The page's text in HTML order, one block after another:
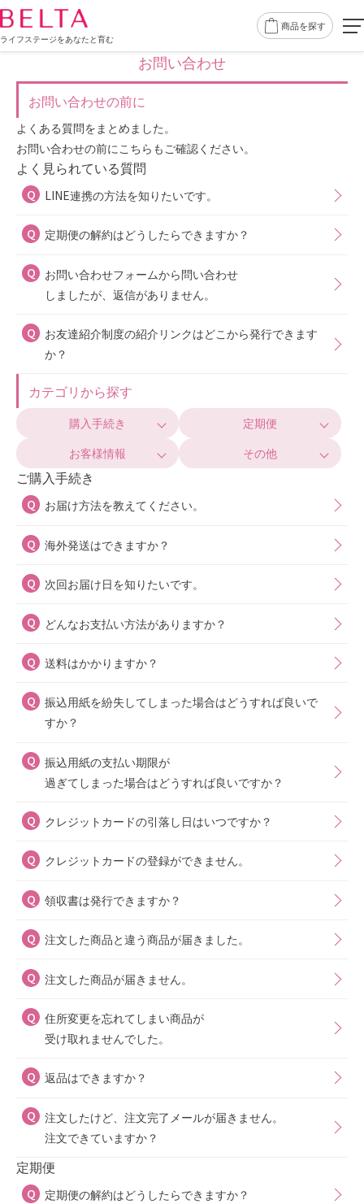
ライフステージをあなたと育む
商品を探す
お問い合わせ
お問い合わせの前に
よくある質問をまとめました。
お問い合わせの前にこちらもご確認ください。
よく見られている質問
LINE連携の方法を知りたいです。
定期便の解約はどうしたらできますか？
お問い合わせフォームから問い合わせ
しましたが、返信がありません。
お友達紹介制度の紹介リンクはどこから発行できます
か？
カテゴリから探す
購入手続き
定期便
お客様情報
その他
ご購入手続き
お届け方法を教えてください。
海外発送はできますか？
次回お届け日を知りたいです。
どんなお支払い方法がありますか？
送料はかかりますか？
振込用紙を紛失してしまった場合はどうすれば良いで
すか？
振込用紙の支払い期限が
過ぎてしまった場合はどうすれば良いですか？
クレジットカードの引落し日はいつですか？
クレジットカードの登録ができません。
領収書は発行できますか？
注文した商品と違う商品が届きました。
注文した商品が届きません。
住所変更を忘れてしまい商品が
受け取れませんでした。
返品はできますか？
注文したけど、注文完了メールが届きません。
注文できていますか？
定期便
定期便の解約はどうしたらできますか？